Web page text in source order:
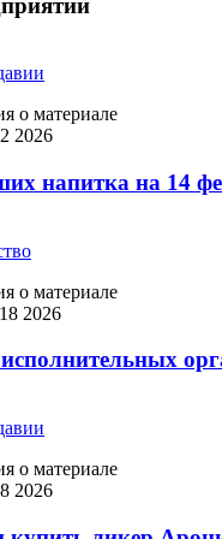
о материале
2026
напитка на 14
о материале
2026
исполнительных
о материале
2026